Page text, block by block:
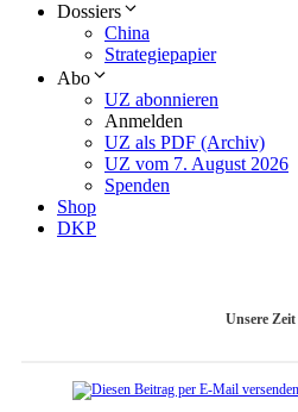
Dossiers
China
Strategiepapier
Abo
UZ abonnieren
Anmelden
UZ als PDF (Archiv)
UZ vom 7. August 2026
Spenden
Shop
DKP
Unsere Zeit